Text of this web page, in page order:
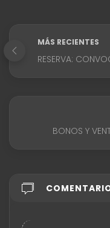
MÁS RECIENTES
RESERVA:
BONOS Y